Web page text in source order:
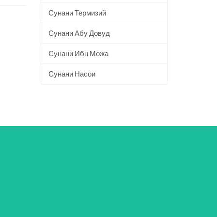
Сунани Термизий
Сунани Абу Довуд
Сунани Ибн Можа
Сунани Насои